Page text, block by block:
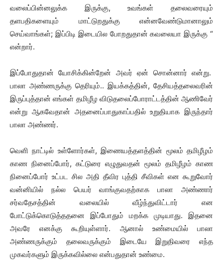
வலைப்பின்னலுக்க இருக்கு, உவங்கள் தலைவரையும்
தளபதிகளையும் மாட்டுறதுக்கு என்னவேண்டுமானாலும்
செய்வாங்கள்; இப்பிடி இடையில போறதுதான் கவலையா இருக்கு “
என்றார்.
இப்போதுதான் யோசிக்கின்றேன் அவர் ஏன் சொன்னார் என்று.
பாலா அண்ணருக்கு தெரியும்.. இயக்கத்தின், தேசியத்தலைவரின்
இருப்புத்தான் எங்கள் தமிழீழ விடுதலைப்போராட்டத்தின் ஆணிவேர்
என்று ஆகவேதான் அதனைப்பாதுகாப்பதில் உறுதியாக இருந்தார்
பாலா அண்ணர்.
வெளி நாட்டில் உள்ளோர்கள், இணையத்தளத்தின் மூலம் தமிழீழம்
காண நினைப்போர், கட்டுரை எழுதுவதன் மூலம் தமிழீழம் காண
நினைப்போர் உட்பட சில அதி தீவிர புத்தி சீவிகள் என கூறுவோர்
வன்னியில் நல்ல பெயர் வாங்குவதற்காக பாலா அண்ணார்
சர்வதேசத்தின் வலையில் வீழ்ந்துவிட்டார் என
போட்டுக்கொடுத்ததனை இப்போதும் மறக்க முடியாது. இதனை
அவரே எனக்கு கூறியுள்ளார். ஆனால் உண்மையில் பாலா
அண்ணருக்கும் தலைவருக்கும் இடையே இறுதிவரை எந்த
முகவர்களும் இருக்கவில்லை என்பதுதான் உண்மை.